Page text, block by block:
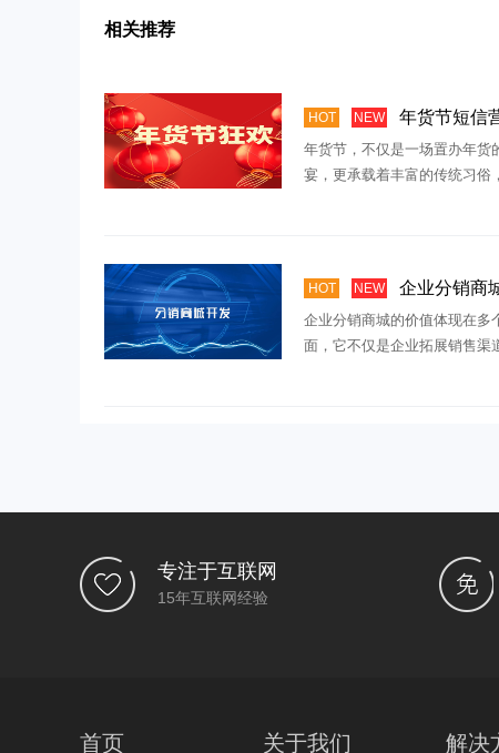
相关推荐
HOT NEW 年货节短信营销
年货节，不仅是一场置办年货
宴，更承载着丰富的传统习俗
HOT NEW 企业分销商城的特点和价值能带
企业分销商城的价值体现在多
面，它不仅是企业拓展销售渠
专注于互联网
15年互联网经验
首页 关于我们 解决